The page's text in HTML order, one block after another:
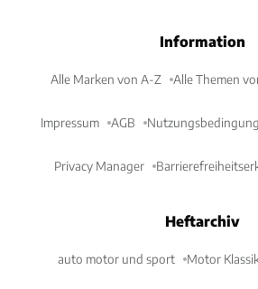
Information
Alle Marken von A-Z Alle Themen
Impressum AGB
Privacy Manager
Heftarchiv
auto motor und sport Motor